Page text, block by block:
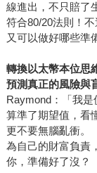
線進出，不只賠了
符合80/20法則！
又可以做好哪些準
轉換以太幣本位思
預測真正的風險與
Raymond：「我是
算準了期望值，看
更不要無腦亂衝。
為自己的財富負責
你，準備好了沒？